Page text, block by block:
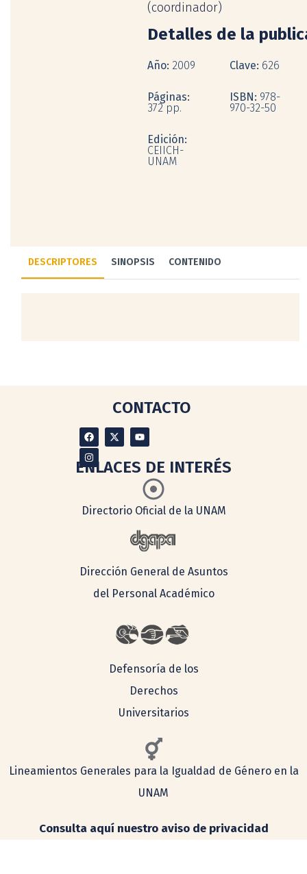
(coordinador)
Detalles de la
Año: 2009
Páginas:
372 pp.
Edición:
CEIICH-
UNAM
Clave: 626
ISBN: 978-
970-32-50
DESCRIPTORES SINOPSIS CONTENIDO
CONTACTO
ENLACES DE INTERÉS
Directorio Oficial de la UNAM
Dirección General de Asuntos
del Personal Académico
Defensoría de los
Derechos
Universitarios
Lineamientos Generales para la Igualdad de Género en la
UNAM
Consulta aquí nuestro aviso de privacidad